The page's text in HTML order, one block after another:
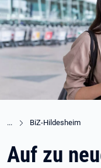
BiZ-Hildesheim
Auf zu